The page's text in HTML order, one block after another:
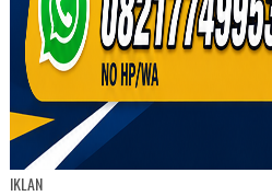
IKLAN